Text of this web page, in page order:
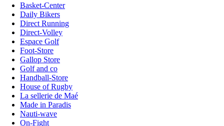
Basket-Center
Daily Bikers
Direct Running
Direct-Volley
Espace Golf
Foot-Store
Gallop Store
Golf and co
Handball-Store
House of Rugby
La sellerie de Maé
Made in Paradis
Nauti-wave
On-Fight